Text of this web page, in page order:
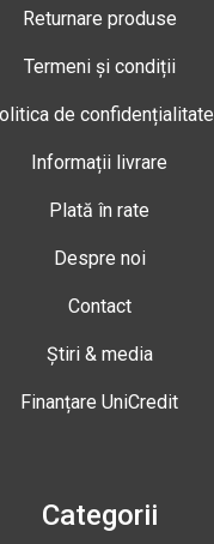
Returnare produse
Termeni și condiții
de confidențialitate
Informații livrare
Plată în rate
Despre noi
Contact
Știri & media
Finanțare UniCredit
Categorii